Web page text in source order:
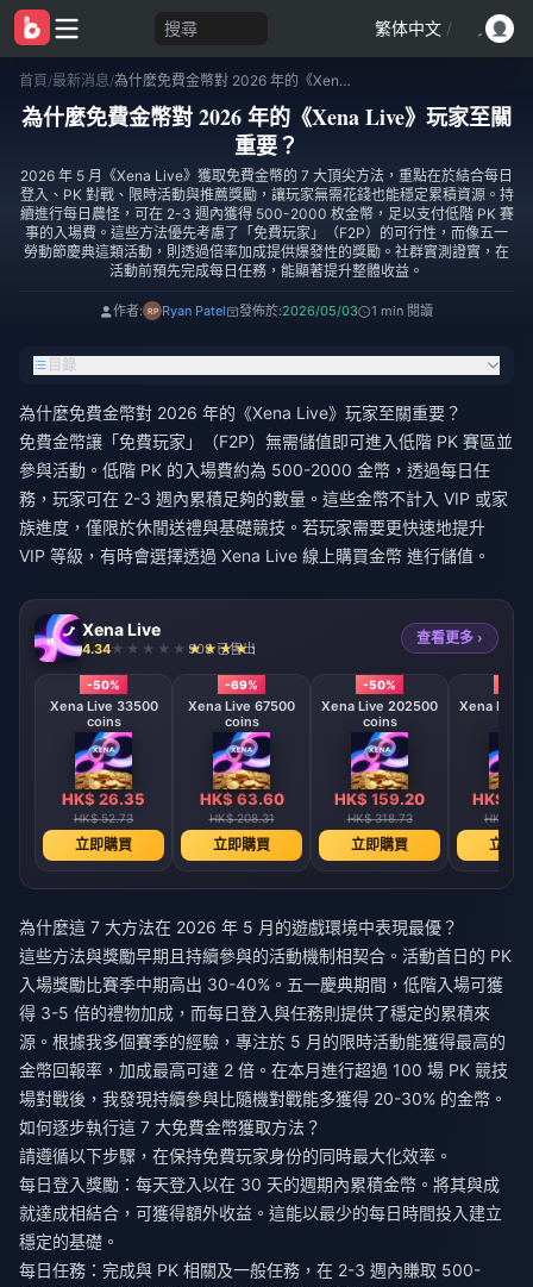
搜尋 繁体中文 /
首頁/最新消息/ 為什麼免費金幣對 2026 年的《Xena Live》玩家至關重要？
為什麼免費金幣對 2026 年的《Xena Live》玩家至關
重要？
2026 年 5 月《Xena Live》獲取免費金幣的 7 大頂尖方法，重點在於結合每日
登入、PK 對戰、限時活動與推薦獎勵，讓玩家無需花錢也能穩定累積資源。持
續進行每日農怪，可在 2-3 週內獲得 500-2000 枚金幣，足以支付低階 PK 賽
事的入場費。這些方法優先考慮了「免費玩家」（F2P）的可行性，而像五一
勞動節慶典這類活動，則透過倍率加成提供爆發性的獎勵。社群實測證實，在
活動前預先完成每日任務，能顯著提升整體收益。
作者: Ryan Patel 發佈於:2026/05/03 1 min 閱讀
目錄
為什麼免費金幣對 2026 年的《Xena Live》玩家至關重要？
免費金幣讓「免費玩家」（F2P）無需儲值即可進入低階 PK 賽區並
參與活動。低階 PK 的入場費約為 500-2000 金幣，透過每日任
務，玩家可在 2-3 週內累積足夠的數量。這些金幣不計入 VIP 或家
族進度，僅限於休閒送禮與基礎競技。若玩家需要更快速地提升
VIP 等級，有時會選擇透過 Xena Live 線上購買金幣 進行儲值。
Xena Live
4.34 908 已售出
查看更多 ›
-50%
Xena Live 33500
coins
HK$ 26.35
HK$ 52.73
立即購買
-69%
Xena Live 67500
coins
HK$ 63.60
HK$ 208.31
立即購買
-50%
Xena Live 202500
coins
HK$ 159.20
HK$ 318.73
立即購買
Xena Live
HK$
HK$
立即
為什麼這 7 大方法在 2026 年 5 月的遊戲環境中表現最優？
這些方法與獎勵早期且持續參與的活動機制相契合。活動首日的 PK
入場獎勵比賽季中期高出 30-40%。五一慶典期間，低階入場可獲
得 3-5 倍的禮物加成，而每日登入與任務則提供了穩定的累積來
源。根據我多個賽季的經驗，專注於 5 月的限時活動能獲得最高的
金幣回報率，加成最高可達 2 倍。在本月進行超過 100 場 PK 競技
場對戰後，我發現持續參與比隨機對戰能多獲得 20-30% 的金幣。
如何逐步執行這 7 大免費金幣獲取方法？
請遵循以下步驟，在保持免費玩家身份的同時最大化效率。
每日登入獎勵：每天登入以在 30 天的週期內累積金幣。將其與成
就達成相結合，可獲得額外收益。這能以最少的每日時間投入建立
穩定的基礎。
每日任務：完成與 PK 相關及一般任務，在 2-3 週內賺取 500-